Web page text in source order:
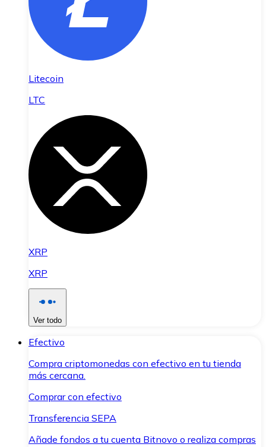
Litecoin
LTC
XRP
XRP
Ver todo
Efectivo
Compra criptomonedas con efectivo en tu tienda
más cercana.
Comprar con efectivo
Transferencia SEPA
Añade fondos a tu cuenta Bitnovo o realiza compras